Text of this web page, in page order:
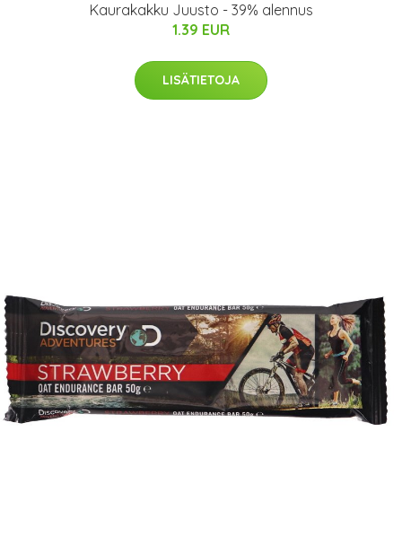
Kaurakakku Juusto - 39% alennus
1.39 EUR
LISÄTIETOJA